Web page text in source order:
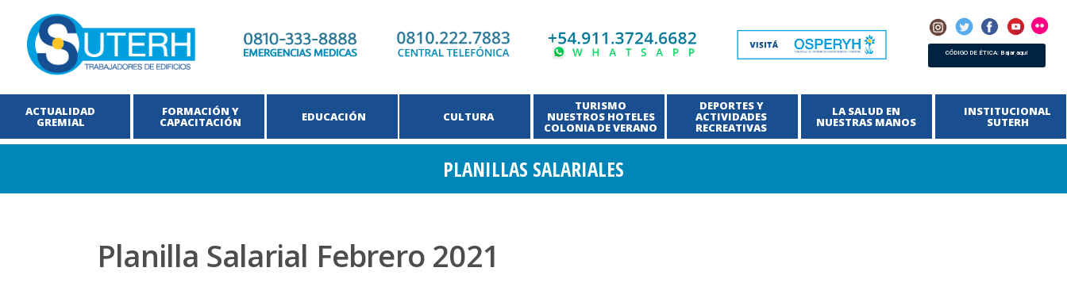
CÓDIGO DE ÉTICA: Bajar aquí
ACTUALIDAD
GREMIAL EDUCACIÓN CULTURA
TURISMO
NUESTROS HOTELES
COLONIA DE VERANO
DEPORTES Y
ACTIVIDADES
RECREATIVAS
LA SALUD EN
NUESTRAS MANOS
INSTITUCIONAL
SUTERH
FORMACIÓN Y
CAPACITACIÓN
PLANILLAS SALARIALES
Planilla Salarial Febrero 2021